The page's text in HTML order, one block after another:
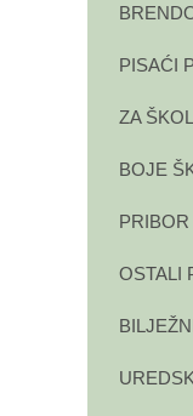
PISAĆI
ZA
BOJE
PRIBOR
OSTALI